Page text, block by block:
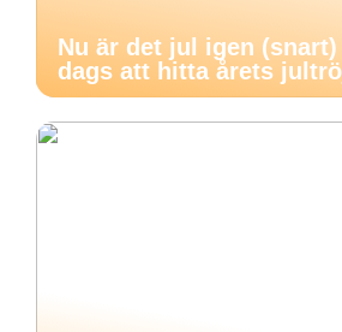
Nu är det jul igen
dags att hitta årets